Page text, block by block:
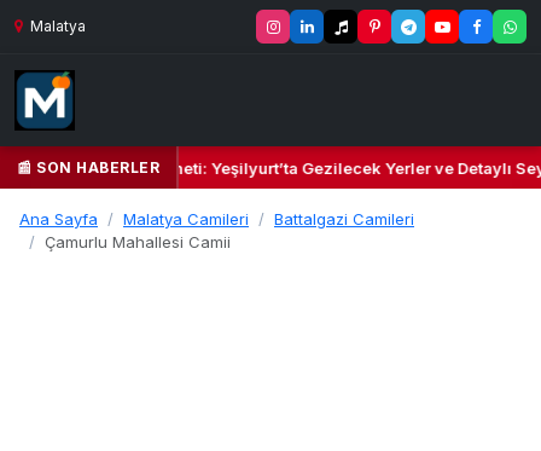
Malatya
📰 SON HABERLER
Kalbi ve Kültür Cenneti: Yeşilyurt’ta Gezilecek Yerler ve Detaylı
Ana Sayfa Malatya Camileri
Battalgazi Camileri
Çamurlu Mahallesi Camii